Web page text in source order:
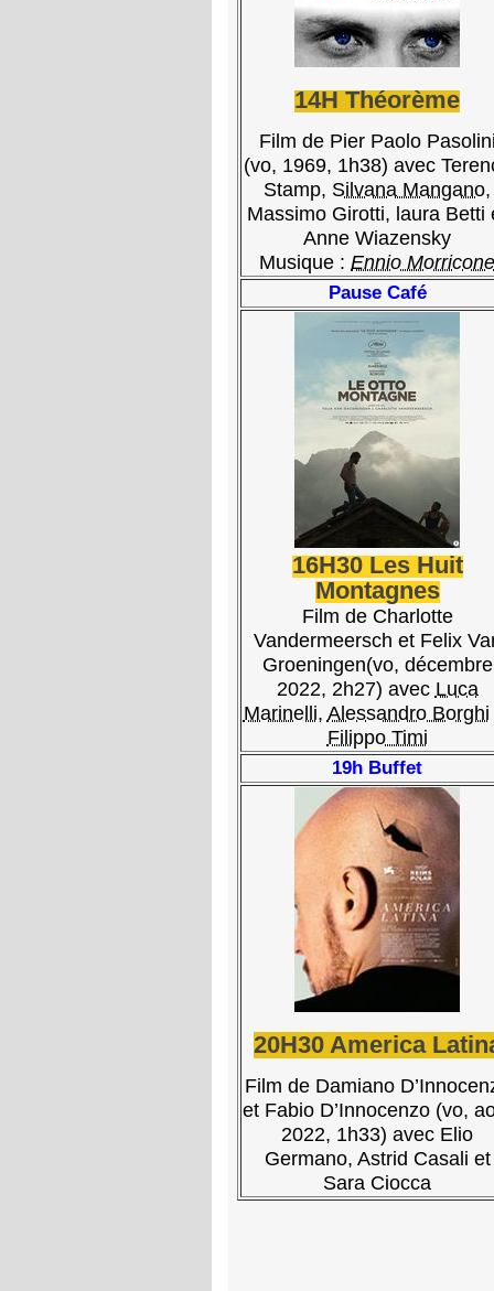
14H Théorème
Film de Pier Paolo
(vo, 1969, 1h38) avec
Stamp, Silvana Mangano,
Massimo Girotti, laura Betti
Anne Wiazensky
Musique :Ennio
Pause Café
16H30 Les Huit
Montagnes
Film de Charlotte
Vandermeersch et Felix
Groeningen(vo, décembre
2022, 2h27) avec Luca
Marinelli, Alessandro Borghi
Filippo Timi
19h Buffet
20H30 America
Film de Damiano
et Fabio D’Innocenzo (vo,
2022, 1h33) avec Elio
Germano, Astrid Casali et
Sara Ciocca